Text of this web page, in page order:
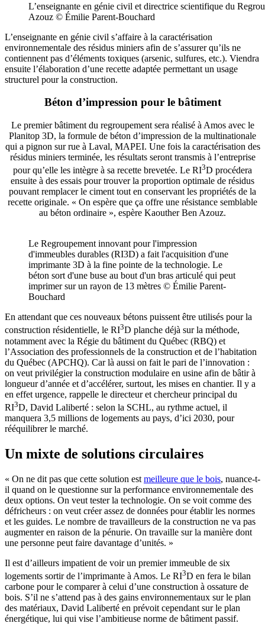
L’enseignante en génie civil et directrice scientifique du
Azouz © Émilie Parent-Bouchard
L’enseignante en génie civil s’affaire à la caractérisation
environnementale des résidus miniers afin de s’assurer qu’ils ne
contiennent pas d’éléments toxiques (arsenic, sulfures, etc.). Viendra
ensuite l’élaboration d’une recette adaptée permettant un usage
structurel pour la construction.
Béton d’impression pour le bâtiment
Le premier bâtiment du regroupement sera réalisé à Amos avec le
Planitop 3D, la formule de béton d’impression de la multinationale
qui a pignon sur rue à Laval, MAPEI. Une fois la caractérisation des
résidus miniers terminée, les résultats seront transmis à l’entreprise
pour qu’elle les intègre à sa recette brevetée. Le RI3D procédera
ensuite à des essais pour trouver la proportion optimale de résidus
pouvant remplacer le ciment tout en conservant les propriétés de la
recette originale. « On espère que ça offre une résistance semblable
au béton ordinaire », espère Kaouther Ben Azouz.
Le Regroupement innovant pour l'impression
d'immeubles durables (RI3D) a fait l'acquisition d'une
imprimante 3D à la fine pointe de la technologie. Le
béton sort d'une buse au bout d'un bras articulé qui peut
imprimer sur un rayon de 13 mètres © Émilie Parent-
Bouchard
En attendant que ces nouveaux bétons puissent être utilisés pour la
construction résidentielle, le RI3D planche déjà sur la méthode,
notamment avec la Régie du bâtiment du Québec (RBQ) et
l’Association des professionnels de la construction et de l’habitation
du Québec (APCHQ). Car là aussi on fait le pari de l’innovation :
on veut privilégier la construction modulaire en usine afin de bâtir à
longueur d’année et d’accélérer, surtout, les mises en chantier. Il y a
en effet urgence, rappelle le directeur et chercheur principal du
RI3D, David Laliberté : selon la SCHL, au rythme actuel, il
manquera 3,5 millions de logements au pays, d’ici 2030, pour
rééquilibrer le marché.
Un mixte de solutions circulaires
« On ne dit pas que cette solution est meilleure que le bois, nuance-t-
il quand on le questionne sur la performance environnementale des
deux options. On veut tester la technologie. On se voit comme des
défricheurs : on veut créer assez de données pour établir les normes
et les guides. Le nombre de travailleurs de la construction ne va pas
augmenter en raison de la pénurie. On travaille sur la manière dont
une personne peut faire davantage d’unités. »
Il est d’ailleurs impatient de voir un premier immeuble de six
logements sortir de l’imprimante à Amos. Le RI3D en fera le bilan
carbone pour le comparer à celui d’une construction à ossature de
bois. S’il ne s’attend pas à des gains environnementaux sur le plan
des matériaux, David Laliberté en prévoit cependant sur le plan
énergétique, lui qui vise l’ambitieuse norme de bâtiment passif.